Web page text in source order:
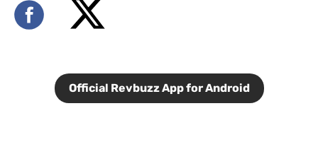
Official Revbuzz App for Android